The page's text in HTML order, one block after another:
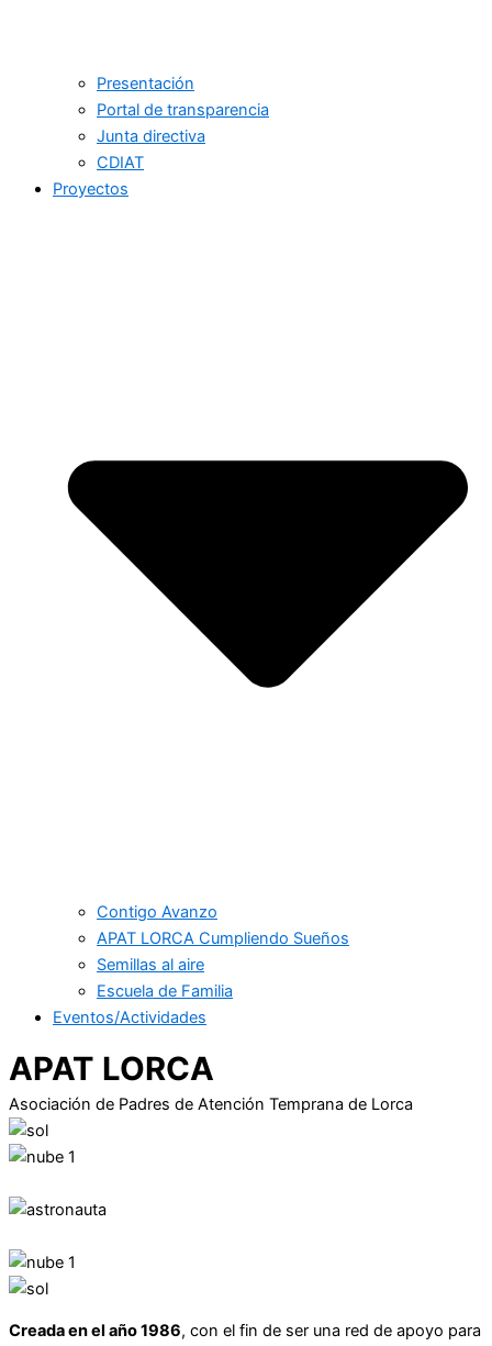
Presentación
Portal de transparencia
Junta directiva
CDIAT
Proyectos
Contigo Avanzo
APAT LORCA Cumpliendo Sueños
Semillas al aire
Escuela de Familia
Eventos/Actividades
APAT LORCA
Asociación de Padres de Atención Temprana de Lorca
Creada en el año 1986, con el fin de ser una red de apoyo para